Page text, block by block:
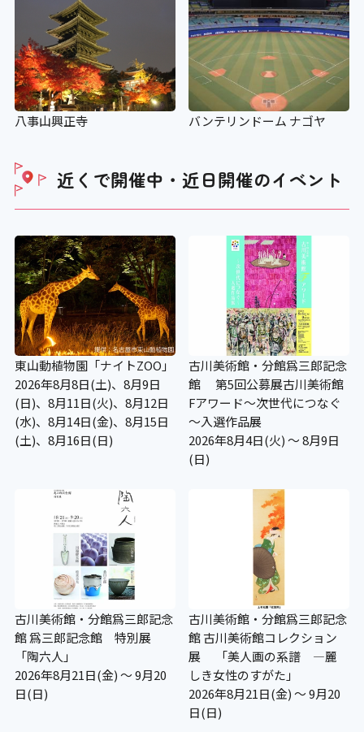
×
視覚障がい者誘導用ブロック
×
八事山興正寺 バンテリンドーム ナゴヤ
近くで開催中・近日開催のイベント
東山動植物園「ナイトZOO」
2026年8月8日(土)、8月9日
(日)、8月11日(火)、8月12日
(水)、8月14日(金)、8月15日
(土)、8月16日(日)
古川美術館・分館爲三郎記念
館 第5回公募展古川美術館
Fアワード～次世代につなぐ
～入選作品展
2026年8月4日(火) ～ 8月9日
(日)
古川美術館・分館爲三郎記念
館 爲三郎記念館 特別展
「陶六人」
2026年8月21日(金) ～ 9月20
日(日)
古川美術館・分館爲三郎記念
館 古川美術館コレクション
展 「美人画の系譜 ―麗
しき女性のすがた」
2026年8月21日(金) ～ 9月20
日(日)